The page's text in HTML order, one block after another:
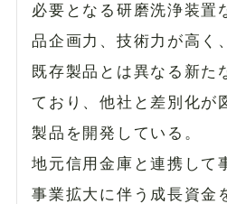
必要となる研磨洗浄装置
品企画力、技術力が高く
既存製品とは異なる新た
ており、他社と差別化が
製品を開発している。
地元信用金庫と連携して
事業拡大に伴う成長資金